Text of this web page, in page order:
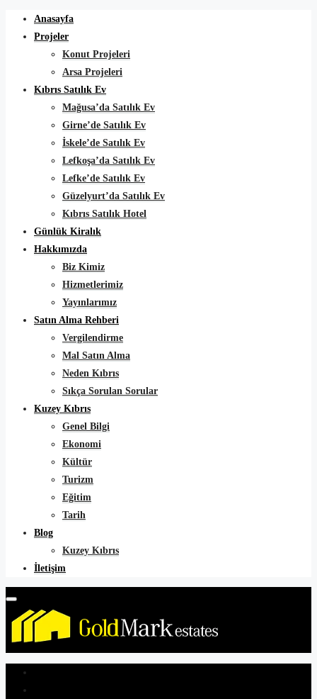
Anasayfa
Projeler
Konut Projeleri
Arsa Projeleri
Kıbrıs Satılık Ev
Mağusa’da Satılık Ev
Girne’de Satılık Ev
İskele’de Satılık Ev
Lefkoşa’da Satılık Ev
Lefke’de Satılık Ev
Güzelyurt’da Satılık Ev
Kıbrıs Satılık Hotel
Günlük Kiralık
Hakkımızda
Biz Kimiz
Hizmetlerimiz
Yayınlarımız
Satın Alma Rehberi
Vergilendirme
Mal Satın Alma
Neden Kıbrıs
Sıkça Sorulan Sorular
Kuzey Kıbrıs
Genel Bilgi
Ekonomi
Kültür
Turizm
Eğitim
Tarih
Blog
Kuzey Kıbrıs
İletişim